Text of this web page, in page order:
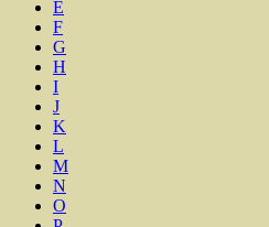
E
F
G
H
I
J
K
L
M
N
O